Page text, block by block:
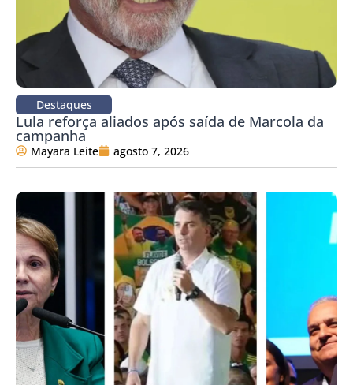
Destaques
Lula reforça aliados após saída de Marcola da
campanha
Mayara Leite agosto 7, 2026